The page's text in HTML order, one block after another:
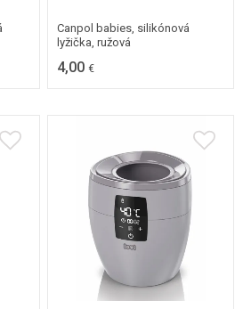
Canpol babies, silikónová
lyžička, ružová
4,00 €